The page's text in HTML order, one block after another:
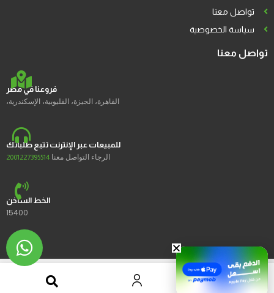
تواصل معنا
سياسة الخصوصية
تواصل معنا
فروعنا في مصر
القاهرة، الجيزة، القليوبية، الإسكندرية،
للمبيعات عبر الإنترنت تتبع طلباتك
الرجاء التواصل معنا 2001227395514
الخط الساخن
15400
2023 © Ustores جميع الحقوق محفوظة